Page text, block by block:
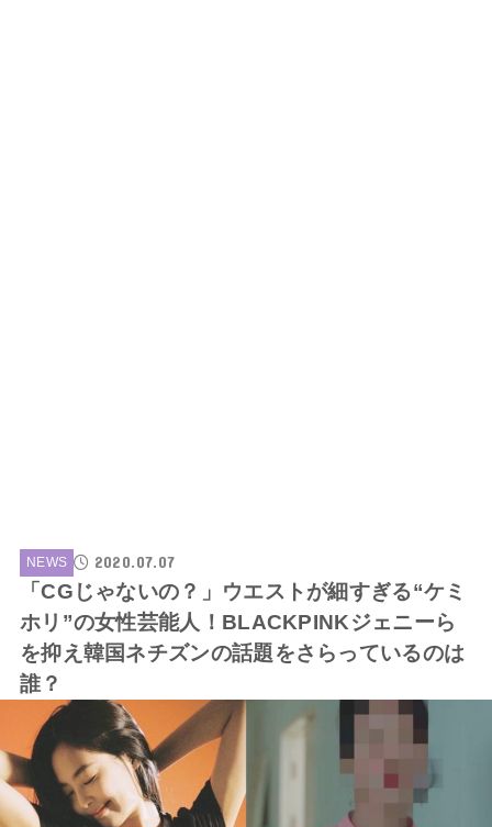
NEWS 2020.07.07
「CGじゃないの？」ウエストが細すぎる“ケミ
ホリ”の女性芸能人！BLACKPINKジェニーら
を抑え韓国ネチズンの話題をさらっているのは
誰？